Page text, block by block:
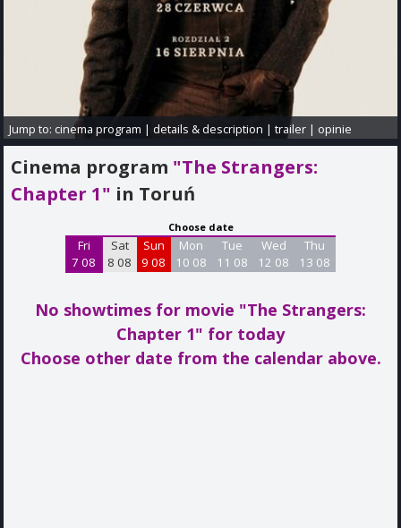
Jump to: cinema program |details & description |trailer | opinie
Cinema program "The Strangers:
Chapter 1" in Toruń
Choose date
Fri
7 08
Sat
8 08
Sun
9 08
Mon
10 08
Tue
11 08
Wed
12 08
Thu
13 08
No showtimes for movie "The Strangers:
Chapter 1" for today
Choose other date from the calendar above.